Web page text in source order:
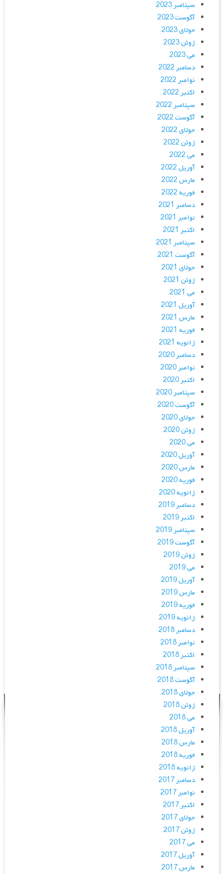
سپتامبر 2023
آگوست 2023
جولای 2023
ژوئن 2023
می 2023
دسامبر 2022
نوامبر 2022
اکتبر 2022
سپتامبر 2022
آگوست 2022
جولای 2022
ژوئن 2022
می 2022
آوریل 2022
مارس 2022
فوریه 2022
دسامبر 2021
نوامبر 2021
اکتبر 2021
سپتامبر 2021
آگوست 2021
جولای 2021
ژوئن 2021
می 2021
آوریل 2021
مارس 2021
فوریه 2021
ژانویه 2021
دسامبر 2020
نوامبر 2020
اکتبر 2020
سپتامبر 2020
آگوست 2020
جولای 2020
ژوئن 2020
می 2020
آوریل 2020
مارس 2020
فوریه 2020
ژانویه 2020
دسامبر 2019
اکتبر 2019
سپتامبر 2019
آگوست 2019
ژوئن 2019
می 2019
آوریل 2019
مارس 2019
فوریه 2019
ژانویه 2019
دسامبر 2018
نوامبر 2018
اکتبر 2018
سپتامبر 2018
آگوست 2018
جولای 2018
ژوئن 2018
می 2018
آوریل 2018
مارس 2018
فوریه 2018
ژانویه 2018
دسامبر 2017
نوامبر 2017
اکتبر 2017
جولای 2017
ژوئن 2017
می 2017
آوریل 2017
مارس 2017